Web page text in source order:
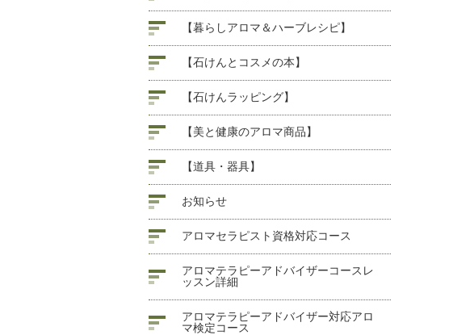
【暮らしアロマ＆ハーブレシピ】
【石けんとコスメの本】
【石けんラッピング】
【美と健康のアロマ商品】
【道具・器具】
お知らせ
アロマセラピスト資格対応コース
アロマテラピーアドバイザーコースレ
ッスン詳細
アロマテラピーアドバイザー対応アロ
マ検定コース